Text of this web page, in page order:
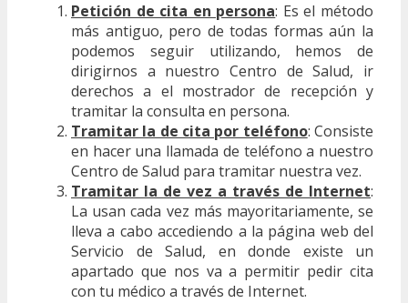
Petición de cita en persona: Es el método
más antiguo, pero de todas formas aún la
podemos seguir utilizando, hemos de
dirigirnos a nuestro Centro de Salud, ir
derechos a el mostrador de recepción y
tramitar la consulta en persona.
Tramitar la de cita por teléfono: Consiste
en hacer una llamada de teléfono a nuestro
Centro de Salud para tramitar nuestra vez.
Tramitar la de vez a través de Internet:
La usan cada vez más mayoritariamente, se
lleva a cabo accediendo a la página web del
Servicio de Salud, en donde existe un
apartado que nos va a permitir pedir cita
con tu médico a través de Internet.